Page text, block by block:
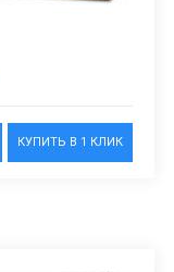
КУПИТЬ В 1 КЛИК